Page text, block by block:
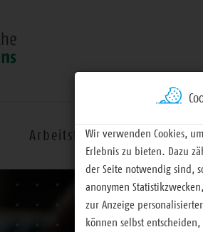
Arbeitsfelder Termine
Wir verwenden Cookies,
Erlebnis zu bieten. Dazu
der Seite notwendig sind,
anonymen
zur Anzeige
können selbst